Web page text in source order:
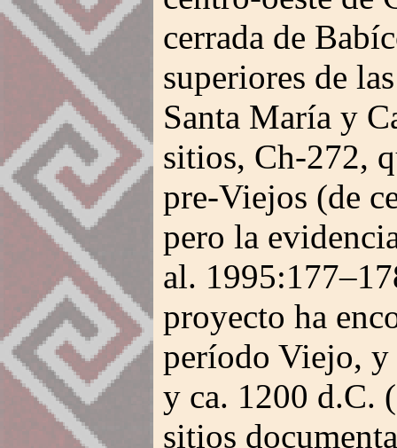
cerrada de
superiores de
Santa María y
sitios, Ch-272,
pre-Viejos (de
pero la
al.
proyecto ha
período Viejo, y
y ca. 1200 d.C.
sitios